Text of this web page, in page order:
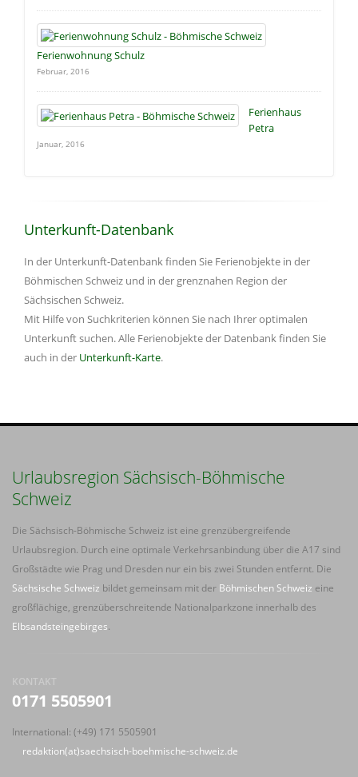
Ferienwohnung Schulz
Februar, 2016
Ferienhaus
Petra
Januar, 2016
Unterkunft-Datenbank
In der Unterkunft-Datenbank finden Sie Ferienobjekte in der
Böhmischen Schweiz und in der grenznahen Region der
Sächsischen Schweiz.
Mit Hilfe von Suchkriterien können Sie nach Ihrer optimalen
Unterkunft suchen. Alle Ferienobjekte der Datenbank finden Sie
auch in der Unterkunft-Karte.
Urlaubsregion Sächsisch-Böhmische
Schweiz
Die Sächsisch-Böhmische Schweiz ist eine grenzübergreifende
Urlaubsregion. Durch eine optimale Verkehrsanbindung über die A17 sind
Großstädte wie Prag und Dresden nur ein bis zwei Stunden entfernt. Die
Sächsische Schweiz bildet gemeinsam mit der Böhmischen Schweiz eine
großflächige, grenzüberschreitende Nationalparkzone innerhalb des
Elbsandsteingebirges.
KONTAKT
0171 5505901
International: (+49) 171 5505901
redaktion(at)saechsisch-boehmische-schweiz.de